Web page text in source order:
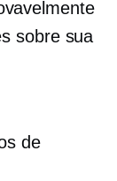
sobre sua
de